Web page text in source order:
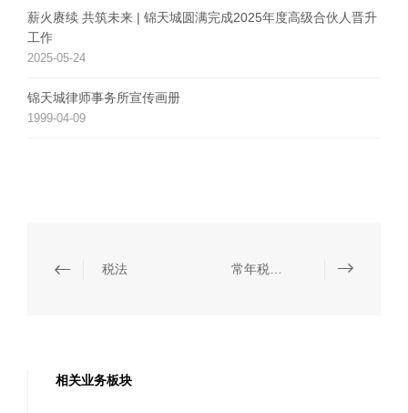
薪火赓续 共筑未来 | 锦天城圆满完成2025年度高级合伙人晋升
工作
2025-05-24
锦天城律师事务所宣传画册
1999-04-09
税法
相关业务板块